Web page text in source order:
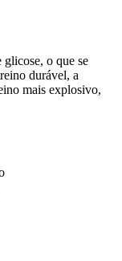
glicose, o que se
durável, a
mais explosivo,